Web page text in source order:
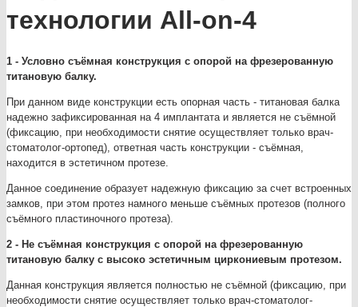
технологии All-on-4
1 - Условно съёмная конструкция с опорой на фрезерованную
титановую балку.
При данном виде конструкции есть опорная часть - титановая балка
надежно зафиксированная на 4 имплантата и является не съёмной
(фиксацию, при необходимости снятие осуществляет только врач-
стоматолог-ортопед), ответная часть конструкции - съёмная,
находится в эстетичном протезе.
Данное соединение образует надежную фиксацию за счет встроенных
замков, при этом протез намного меньше съёмных протезов (полного
съёмного пластиночного протеза).
2 - Не съёмная конструкция с опорой на фрезерованную
титановую балку с высоко эстетичным циркониевым протезом.
Данная конструкция является полностью не съёмной (фиксацию, при
необходимости снятие осуществляет только врач-стоматолог-